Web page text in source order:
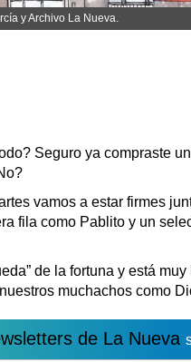
Datos Útiles
Edictos
Teléfonos de urgencia
y Archivo La Nueva.
Seguro ya compraste
vamos a estar firmes
fila como Pablito y un
de la fortuna y está
muchachos como
de La Nueva